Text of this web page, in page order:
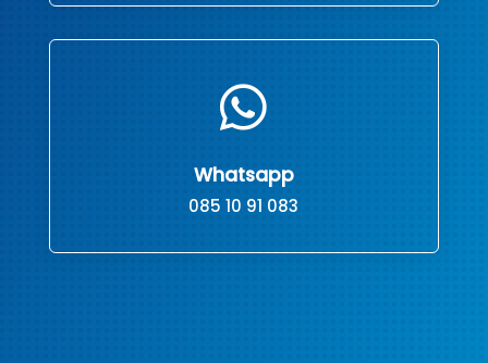

Whatsapp
085 10 91 083